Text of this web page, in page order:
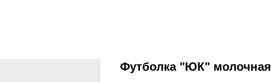
Футболка "ЮК" молочная